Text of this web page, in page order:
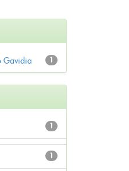
1
Gavidia
1
1